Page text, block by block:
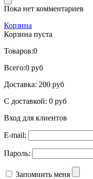
Пока нет комментариев
Корзина
Корзина пуста
Товаров:0
Всего:0 руб
Доставка: 200 руб
С доставкой: 0 руб
Вход для клиентов
E-mail:
Пароль:
Запомнить меня